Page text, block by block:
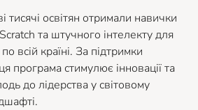
тисячі освітян отримали навички
та штучного інтелекту для
всій країні. За підтримки
програма стимулює інновації та
до лідерства у світовому